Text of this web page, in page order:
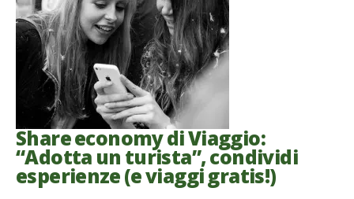
Share economy di Viaggio:
“Adotta un turista”, condividi
esperienze (e viaggi gratis!)